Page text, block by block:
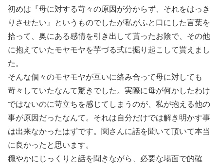
初めは『母に対する苛々の原因が分からず、それをはっき
りさせたい』というものでしたが私がふと口にした言葉を
拾って、奥にある感情を引き出して貰ったお陰で、その他
に抱えていたモヤモヤを芋づる式に掘り起こして貰えまし
た。
そんな個々のモヤモヤが互いに絡み合って母に対しても
苛々していたなんて驚きでした。実際に母が何かしたわけ
ではないのに苛立ちを感じてしまうのが、私が抱える他の
事が原因だったなんて。それは自分だけでは解き明かす事
は出来なかったはずです。関さんに話を聞いて頂いて本当
に良かったと思います。
穏やかにじっくりと話を聞きながら、必要な場面で的確